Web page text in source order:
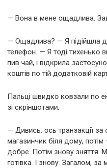
— Вона в мене ощадлива.
— Ощадлива? — Я підійшла
телефон. — Я тоді тихенько
пив чай, і відкрила
коштів по тій додатковій
Пальці швидко ковзали по
зі скріншотами.
— Дивись: ось транзакції за
магазинчик біля дому, потім
добре. Потім знову зняття.
готівка. І знову. Загалом,